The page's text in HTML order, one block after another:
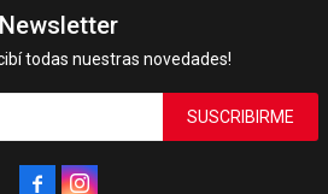
Newsletter
todas nuestras novedades!
SUSCRIBIRME
 